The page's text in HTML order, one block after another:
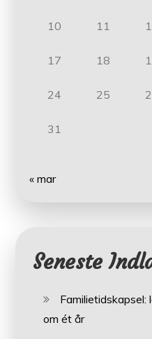
10 11
17 18
24 25
31
« mar
Seneste
Familietidskapsel:
om ét år